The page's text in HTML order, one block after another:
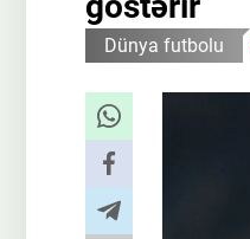
Dünya futbolu